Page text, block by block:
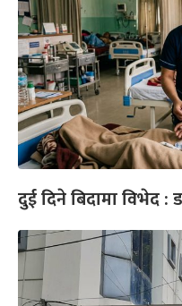
दुई दिने बिदामा विभेद :